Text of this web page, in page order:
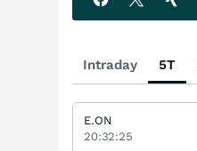
Intraday 5T
E.ON
20:32:25